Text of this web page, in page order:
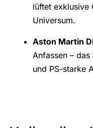
lüftet exklusive
Universum.
Aston Martin
Anfassen –
und PS-starke